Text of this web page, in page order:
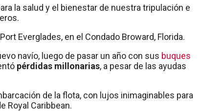
la salud y el bienestar de nuestra tripulación e
Everglades, en el Condado Broward, Florida.
navío, luego de pasar un año con sus buques
pérdidas millonarias, a pesar de las ayudas
de la flota, con lujos inimaginables para
Royal Caribbean.